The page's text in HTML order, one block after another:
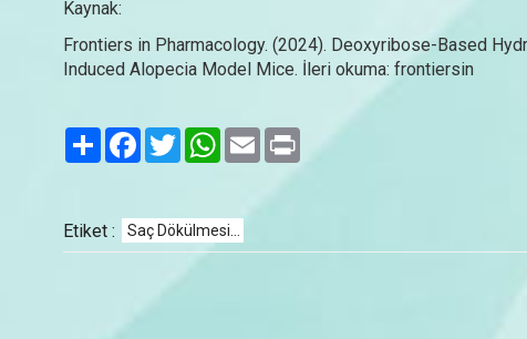
Kaynak:
Frontiers in Pharmacology. (2024). Deoxyribose-Based
Induced Alopecia Model Mice. İleri okuma: frontiersin
PaylaşFacebook
TwitterWhatsApp
Email
Etiket : Saç Dökülmesi...